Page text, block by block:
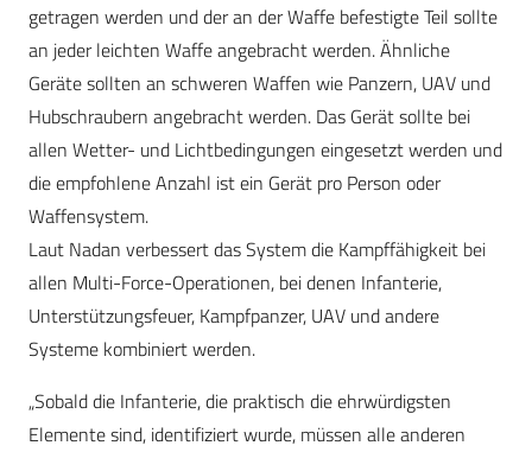
getragen werden und der an der Waffe befestigte Teil sollte
an jeder leichten Waffe angebracht werden. Ähnliche
Geräte sollten an schweren Waffen wie Panzern, UAV und
Hubschraubern angebracht werden. Das Gerät sollte bei
allen Wetter- und Lichtbedingungen eingesetzt werden und
die empfohlene Anzahl ist ein Gerät pro Person oder
Waffensystem.
Laut Nadan verbessert das System die Kampffähigkeit bei
allen Multi-Force-Operationen, bei denen Infanterie,
Unterstützungsfeuer, Kampfpanzer, UAV und andere
Systeme kombiniert werden.
„Sobald die Infanterie, die praktisch die ehrwürdigsten
Elemente sind, identifiziert wurde, müssen alle anderen